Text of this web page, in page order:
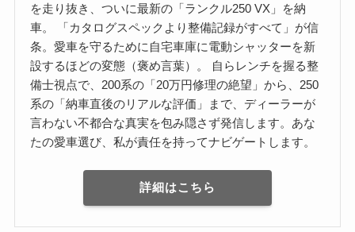
を走り抜き、ついに最新の「ランクル250 VX」を納
車。 「カタログスペックより整備記録がすべて」が信
条。愛車を守るために自宅車庫に電動シャッターを新
設するほどの変態（褒め言葉）。 自らレンチを握る整
備士視点で、200系の「20万円修理の絶望」から、250
系の「納車直後のリアルな評価」まで、ディーラーが
言わない不都合な真実を包み隠さず発信します。あな
たの愛車選び、私が責任を持ってナビゲートします。
詳細はこちら